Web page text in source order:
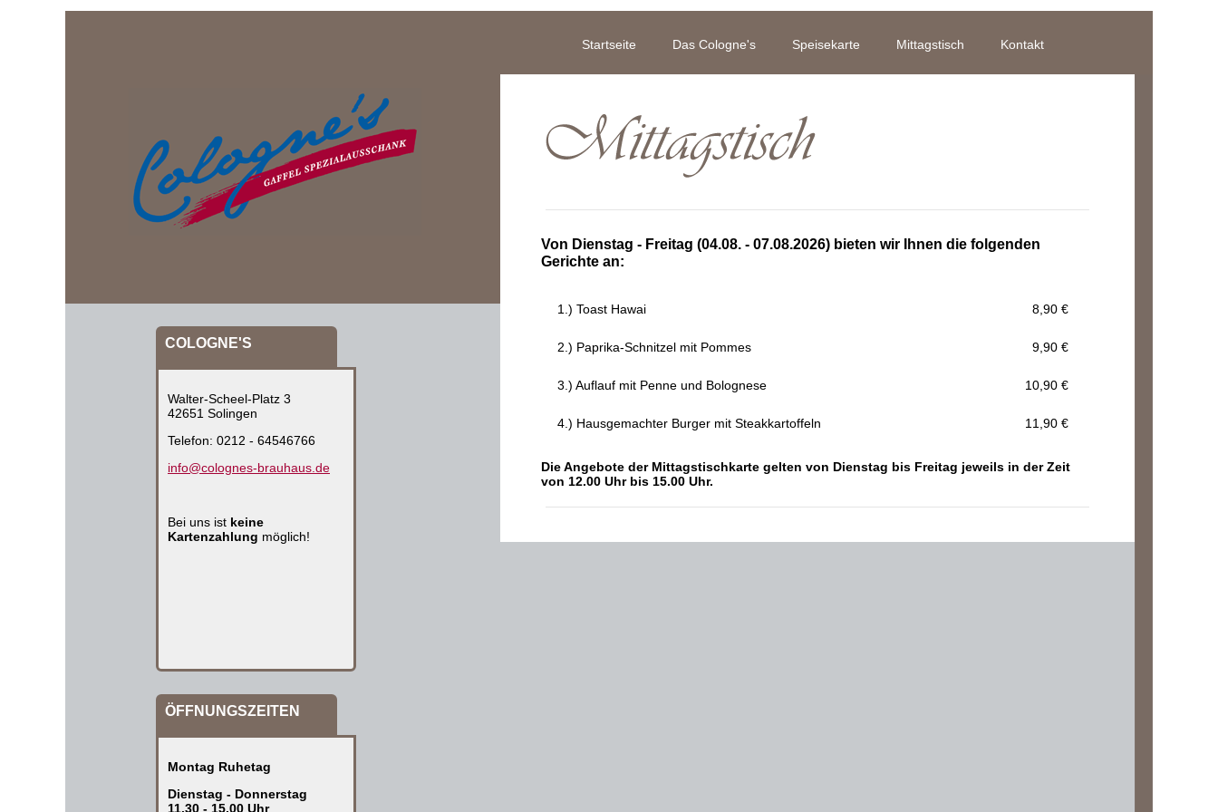
Startseite Das Cologne's Speisekarte Mittagstisch Kontakt
COLOGNE'S
Walter-Scheel-Platz 3
42651 Solingen
Telefon: 0212 - 64546766
info@colognes-brauhaus.de
Bei uns ist keine
Kartenzahlung möglich!
ÖFFNUNGSZEITEN
Montag Ruhetag
Dienstag - Donnerstag
11.30 - 15.00 Uhr
Von Dienstag - Freitag (04.08. - 07.08.2026) bieten wir Ihnen die folgenden
Gerichte an:
1.) Toast Hawai 8,90 €
2.) Paprika-Schnitzel mit Pommes 9,90 €
3.) Auflauf mit Penne und Bolognese 10,90 €
4.) Hausgemachter Burger mit Steakkartoffeln 11,90 €
Die Angebote der Mittagstischkarte gelten von Dienstag bis Freitag jeweils in der Zeit
von 12.00 Uhr bis 15.00 Uhr.